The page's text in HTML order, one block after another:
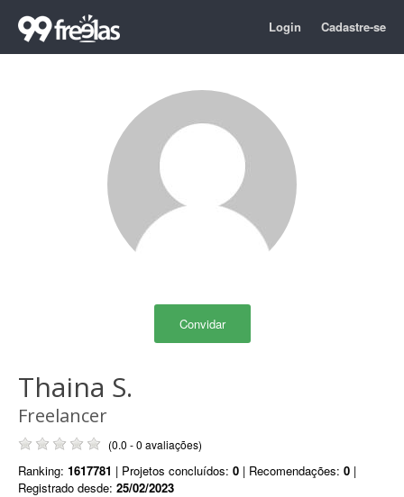
Login Cadastre-se
Convidar
Thaina S.
Freelancer
(0.0 - 0 avaliações)
Ranking: 1617781 | Projetos concluídos: 0 | Recomendações: 0 |
Registrado desde: 25/02/2023